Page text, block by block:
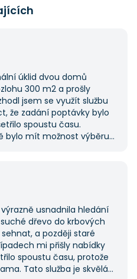
úklid dvou domů
300 m2 a prošly
jsem se využít službu
že zadání poptávky bylo
spoustu času.
bylo mít možnost výběru
spokojený, protože mi
Vše proběhlo v pořádku
usnadnila hledání
dřevo do krbových
a později staré
mi přišly nabídky
spoustu času, protože
Tato služba je skvělá